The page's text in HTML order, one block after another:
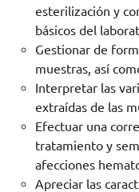
esterilización y
básicos del
Gestionar de
muestras, así
Interpretar las
extraídas de las
Efectuar una
tratamiento y
afecciones
Apreciar las